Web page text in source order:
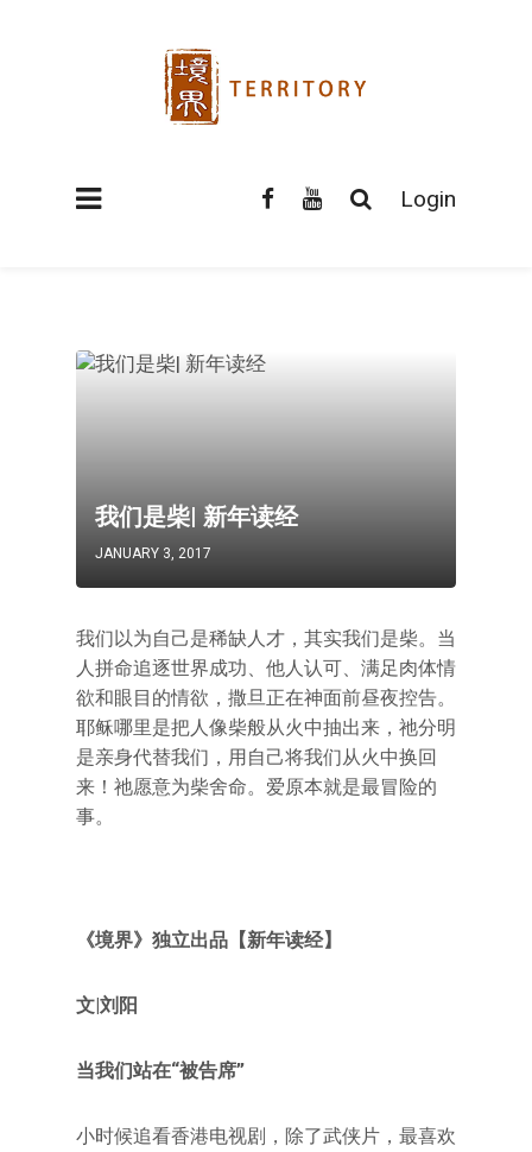
Login
我们是柴| 新年读经
JANUARY 3, 2017
我们以为自己是稀缺人才，其实我们是柴。当
人拼命追逐世界成功、他人认可、满足肉体情
欲和眼目的情欲，撒旦正在神面前昼夜控告。
耶稣哪里是把人像柴般从火中抽出来，祂分明
是亲身代替我们，用自己将我们从火中换回
来！祂愿意为柴舍命。爱原本就是最冒险的
事。
《境界》独立出品【新年读经】
文|刘阳
当我们站在“被告席”
小时候追看香港电视剧，除了武侠片，最喜欢